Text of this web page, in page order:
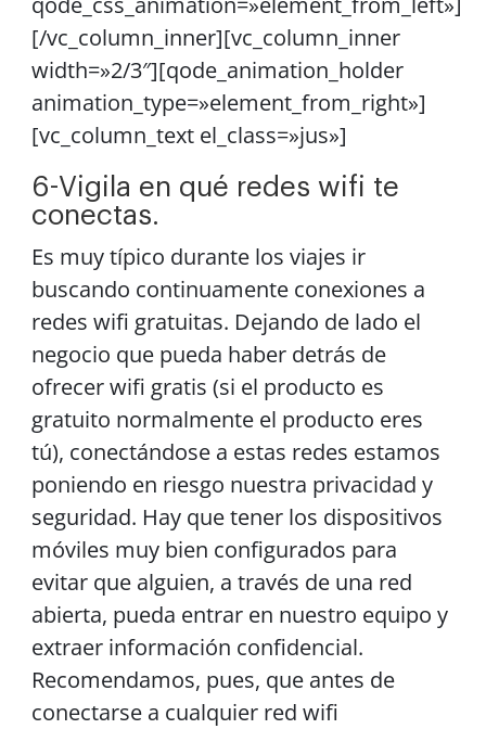
[/vc_column_inner][vc_column_inner
width=»2/3″][qode_animation_holder
animation_type=»element_from_right»]
[vc_column_text el_class=»jus»]
6-Vigila en qué redes wifi te
conectas.
Es muy típico durante los viajes ir
buscando continuamente conexiones a
redes wifi gratuitas. Dejando de lado el
negocio que pueda haber detrás de
ofrecer wifi gratis (si el producto es
gratuito normalmente el producto eres
tú), conectándose a estas redes estamos
poniendo en riesgo nuestra privacidad y
seguridad. Hay que tener los dispositivos
móviles muy bien configurados para
evitar que alguien, a través de una red
abierta, pueda entrar en nuestro equipo y
extraer información confidencial.
Recomendamos, pues, que antes de
conectarse a cualquier red wifi